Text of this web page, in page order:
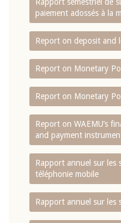
paiement adossés à la
Report on deposit and
Report on Monetary
Report on Monetary
Report on WAEMU’s
and payment
Rapport annuel sur les
téléphonie mobile
Rapport annuel sur les